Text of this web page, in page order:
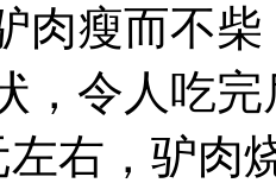
肉瘦而不
，令人吃
左右，驴肉